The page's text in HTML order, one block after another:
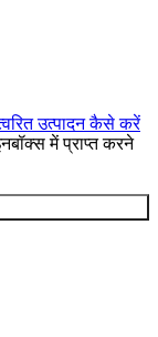
उत्पादन कैसे करें
में प्राप्त करने